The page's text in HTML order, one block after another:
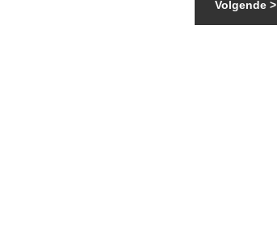
Volgende >